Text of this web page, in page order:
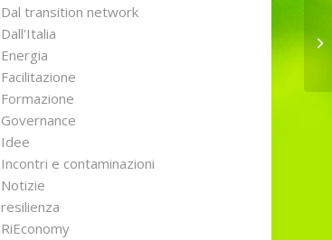
Dal transition network
Dall'Italia
Energia
Facilitazione
Formazione
Governance
Idee
Incontri e contaminazioni
Notizie
resilienza
RiEconomy